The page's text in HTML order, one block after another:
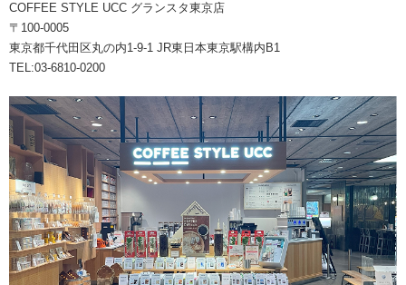
COFFEE STYLE UCC グランスタ東京店
〒100-0005
東京都千代田区丸の内1-9-1 JR東日本東京駅構内B1
TEL:03-6810-0200